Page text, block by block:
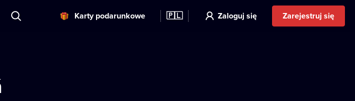
Karty podarunkowe 🇵🇱 Zaloguj się Zarejestruj się